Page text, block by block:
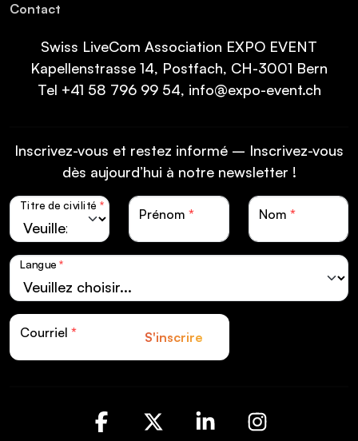
Contact
Swiss LiveCom Association EXPO EVENT
Kapellenstrasse 14, Postfach, CH-3001 Bern
Tel +41 58 796 99 54, info@expo-event.ch
Inscrivez-vous et restez informé – Inscrivez-vous
dès aujourd’hui à notre newsletter !
Titre de civilité *
Prénom * Nom *
Langue *
Courriel * S'inscrire
Facebook LinkedIn